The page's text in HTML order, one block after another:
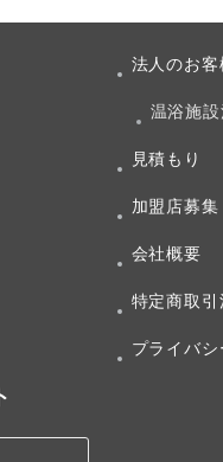
法人のお客
温浴施
見積もり
加盟店募集
会社概要
特定商取
プライバシ